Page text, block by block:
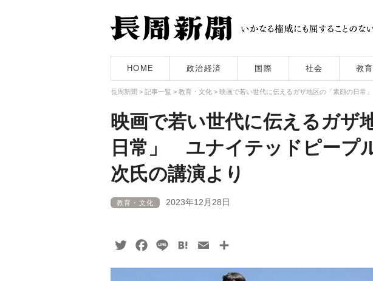
HOME 政治経済 国際 社会 教
長周新聞 > 記事一覧 > 教育・文化 > 映画で若い世代に伝えるガザ地区の「素顔の日常
映画で若い世代に伝えるガザ
日常」 ユナイテッドピープ
次氏の講演より
教育・文化 2023年12月28日
TwitterFacebook
Line HatenaEmail